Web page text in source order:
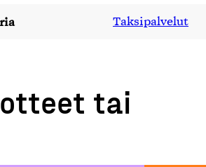
Taksipalvelut
tai